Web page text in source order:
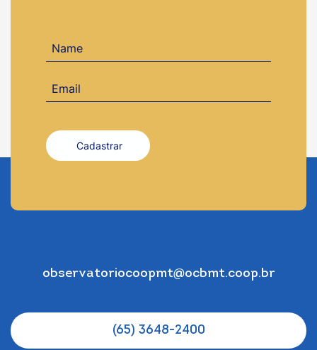
Cadastrar
observatoriocoopmt@ocbmt.coop.br
(65) 3648-2400